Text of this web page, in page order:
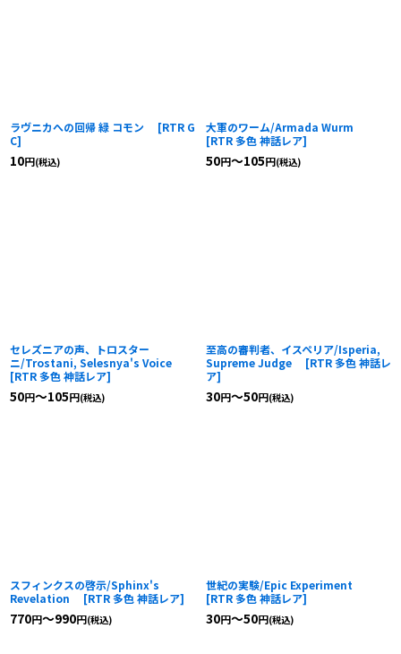
ラヴニカへの回帰 緑 コモン [RTR G
C]
10円(税込)
大軍のワーム/Armada Wurm
[RTR 多色 神話レア]
50円～105円(税込)
セレズニアの声、トロスター
ニ/Trostani, Selesnya's Voice
[RTR 多色 神話レア]
50円～105円(税込)
至高の審判者、イスペリア/Isperia,
Supreme Judge
[RTR 多色 神話レ
ア]
30円～50円(税込)
スフィンクスの啓示/Sphinx's
Revelation
[RTR 多色 神話レア]
770円～990円(税込)
世紀の実験/Epic Experiment
[RTR 多色 神話レア]
30円～50円(税込)